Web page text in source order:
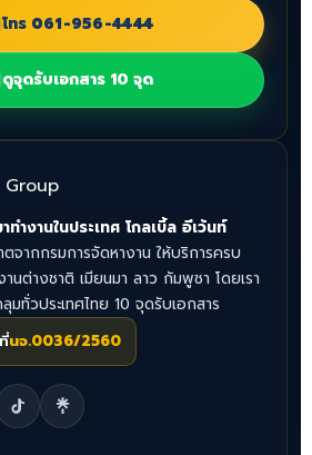
โทร 061-956-4444
ดูจุดรับเอกสาร 10 จุด
ำงานในประเทศ โกลเบิ้ล อีเว้นท์
จากกรมการจัดหางาน ให้บริการครบ
นต่างชาติ เมียนมา ลาว กัมพูชา โดยเรา
ทั่วประเทศไทย 10 จุดรับเอกสาร
นจ.0036/2560